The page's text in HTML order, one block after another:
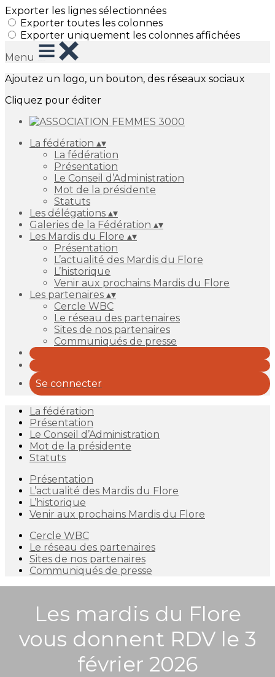
Exporter les lignes sélectionnées
Exporter toutes les colonnes
Exporter uniquement les colonnes affichées
Menu
Ajoutez un logo, un bouton, des réseaux sociaux
Cliquez pour éditer
La fédération ▴▾
La fédération
Présentation
Le Conseil d’Administration
Mot de la présidente
Statuts
Les délégations ▴▾
Galeries de la Fédération ▴▾
Les Mardis du Flore ▴▾
Présentation
L’actualité des Mardis du Flore
L’historique
Venir aux prochains Mardis du Flore
Les partenaires ▴▾
Cercle WBC
Le réseau des partenaires
Sites de nos partenaires
Communiqués de presse
Se connecter
La fédération
Présentation
Le Conseil d’Administration
Mot de la présidente
Statuts
Présentation
L’actualité des Mardis du Flore
L’historique
Venir aux prochains Mardis du Flore
Cercle WBC
Le réseau des partenaires
Sites de nos partenaires
Communiqués de presse
Les mardis du Flore
vous donnent RDV le 3
février 2026